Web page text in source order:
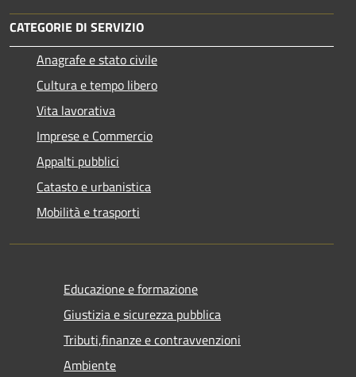
CATEGORIE DI SERVIZIO
Anagrafe e stato civile
Cultura e tempo libero
Vita lavorativa
Imprese e Commercio
Appalti pubblici
Catasto e urbanistica
Mobilità e trasporti
Educazione e formazione
Giustizia e sicurezza pubblica
Tributi,finanze e contravvenzioni
Ambiente